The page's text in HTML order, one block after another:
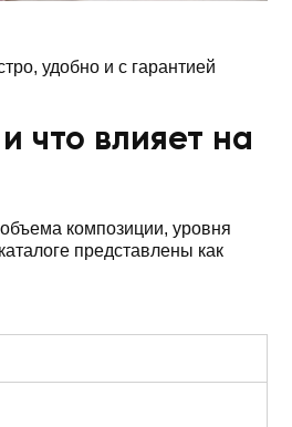
удобно и с гарантией
что влияет на
композиции, уровня
представлены как